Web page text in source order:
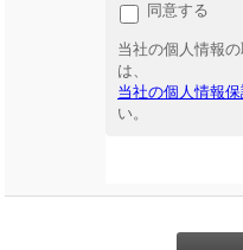
同意する
当社の個人情報
は、
当社の個人情報
い。